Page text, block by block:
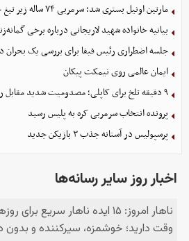
مارتین اونیل بستری شد؛ سرمربی ۷۴ ساله زیر تیغ جراحی
بیانیه خانواده شهید لاریجانی درباره برخی
جلسه اضطراری رئیس فیفا برای بررسی یک بحران
ایمان عالمی روی نیمکت پیکان
۹ دقیقه تلخ برای کاپلی؛ مصدومیت شدید مقابل رئال بتیس
پرونده انتخاب سرمربی کره به پلیس رسید
پرسپولیس در آستانه جذب ۳ بازیکن جدید